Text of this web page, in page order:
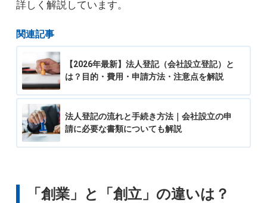
詳しく解説しています。
関連記事
【2026年最新】法人登記（会社設立登記）と
は？目的・費用・申請方法・注意点を解説
法人登記の流れと手続き方法｜会社設立の申
請に必要な書類についても解説
「創業」と「創立」の違いは？